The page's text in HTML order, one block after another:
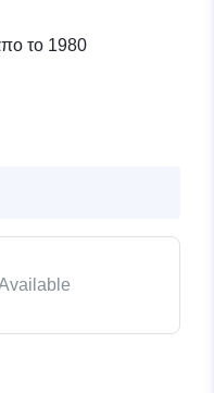
το 1980